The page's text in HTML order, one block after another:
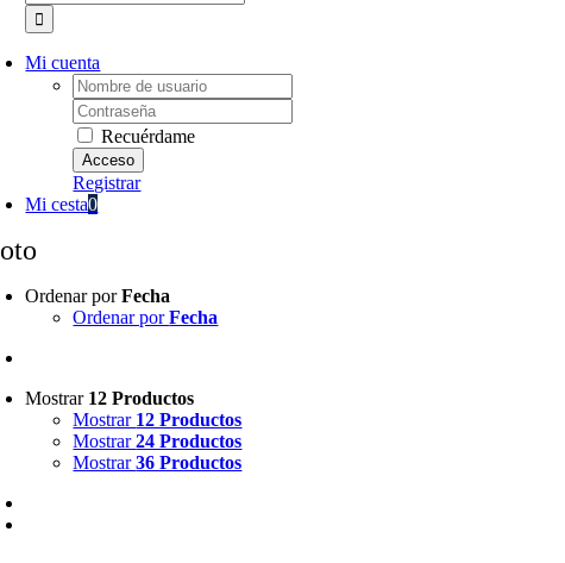
Mi cuenta
Username:
Password:
Recuérdame
Registrar
Mi cesta0
Ordenar porFecha
Ordenar porFecha
Mostrar 12 Productos
Mostrar 12 Productos
Mostrar24 Productos
Mostrar36 Productos